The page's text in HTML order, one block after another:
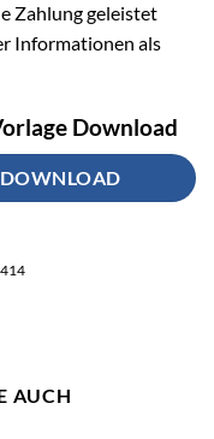
Zahlung geleistet
Informationen als
Download
414
AUCH